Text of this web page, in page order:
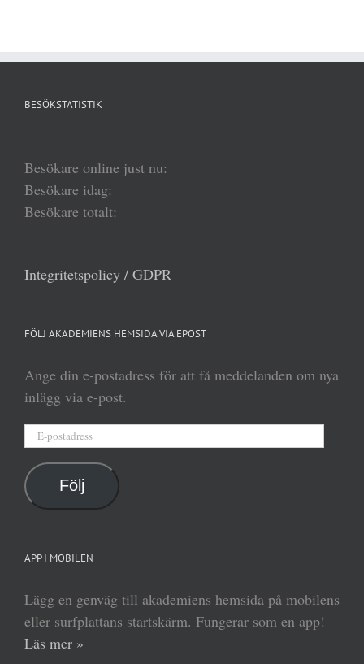
BESÖKSTATISTIK
Besökare online just nu:
Besökare idag:
Besökare totalt:
Integritetspolicy / GDPR
FÖLJ AKADEMIENS HEMSIDA VIA EPOST
Ange din e-postadress för att få meddelanden om nya
inlägg via e-post.
postadress
Följ
APP I MOBILEN
Lägg en genväg till akademiens hemsida på mobilens
eller surfplattans startskärm. Fungerar som en app!
Läs mer »